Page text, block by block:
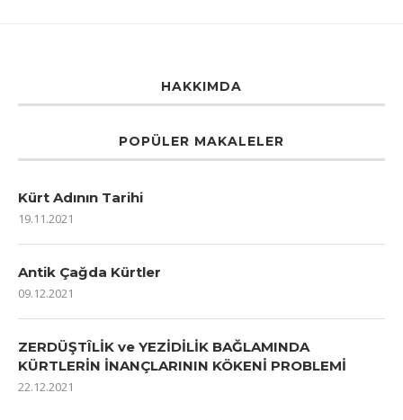
HAKKIMDA
POPÜLER MAKALELER
Kürt Adının Tarihi
19.11.2021
Antik Çağda Kürtler
09.12.2021
ZERDÜŞTÎLİK ve YEZİDİLİK BAĞLAMINDA
KÜRTLERİN İNANÇLARININ KÖKENİ PROBLEMİ
22.12.2021